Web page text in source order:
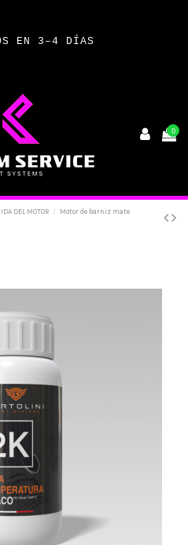
EN 3–4 DÍAS
0
DEL MOTOR
Motor de barniz mate